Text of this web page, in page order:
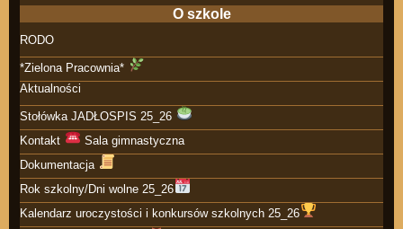
O szkole
RODO
*Zielona Pracownia*
Aktualności
Stołówka JADŁOSPIS 25_26
Kontakt
Sala gimnastyczna
Dokumentacja
Rok szkolny/Dni wolne 25_26
Kalendarz uroczystości i konkursów szkolnych 25_26